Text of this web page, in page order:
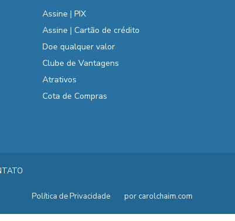
Assine | PIX
Assine | Cartão de crédito
Doe qualquer valor
Clube de Vantagens
Atrativos
Cota de Compras
Política de Privacidade por carolchaim.com